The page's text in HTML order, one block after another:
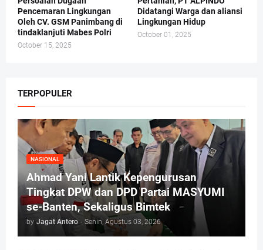
Pencemaran Lingkungan
Oleh CV. GSM Panimbang di
tindaklanjuti Mabes Polri
October 15, 2025
Didatangi Warga dan aliansi
Lingkungan Hidup
October 01, 2025
TERPOPULER
NASIONAL
Ahmad Yani Lantik Kepengurusan
Tingkat DPW dan DPD Partai MASYUMI
se-Banten, Sekaligus Bimtek
by Jagat Antero - Senin, Agustus 03, 2026